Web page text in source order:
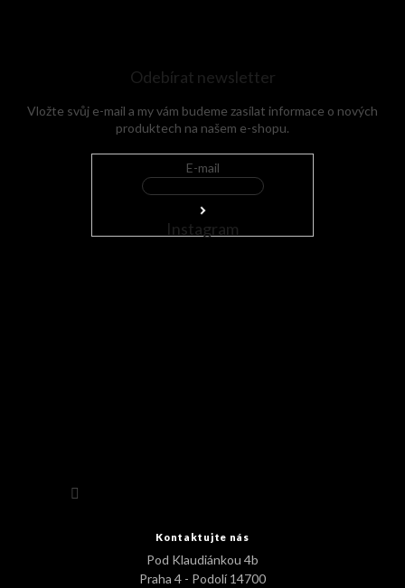
Odebírat newsletter
Vložte svůj e-mail a my vám budeme zasílat informace o nových
produktech na našem e-shopu.
E-mail
Instagram
Kontaktujte nás
Pod Klaudiánkou 4b
Praha 4 - Podolí 14700